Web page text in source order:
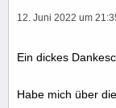
12. Juni 2022 um
Ein dickes
Habe mich über